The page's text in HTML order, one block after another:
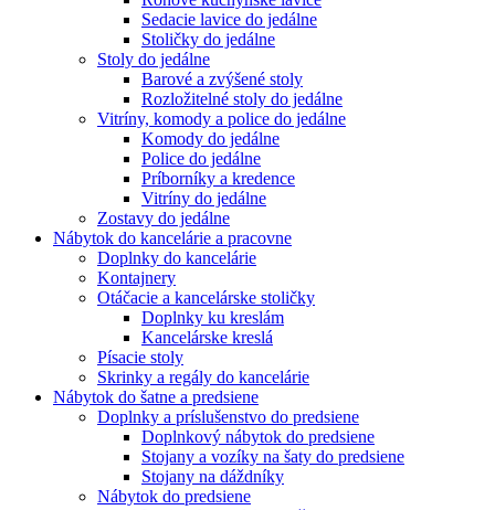
Sedacie lavice do jedálne
Stoličky do jedálne
Stoly do jedálne
Barové a zvýšené stoly
Rozložitelné stoly do jedálne
Vitríny, komody a police do jedálne
Komody do jedálne
Police do jedálne
Príborníky a kredence
Vitríny do jedálne
Zostavy do jedálne
Nábytok do kancelárie a pracovne
Doplnky do kancelárie
Kontajnery
Otáčacie a kancelárske stoličky
Doplnky ku kreslám
Kancelárske kreslá
Písacie stoly
Skrinky a regály do kancelárie
Nábytok do šatne a predsiene
Doplnky a príslušenstvo do predsiene
Doplnkový nábytok do predsiene
Stojany a vozíky na šaty do predsiene
Stojany na dáždníky
Nábytok do predsiene